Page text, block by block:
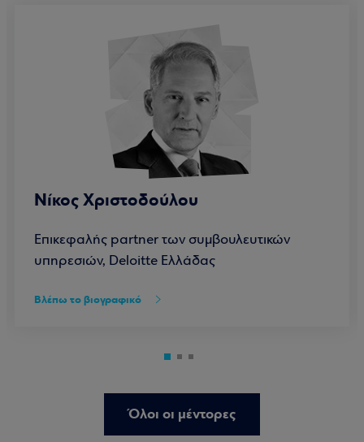
Νίκος Χριστοδούλου
Επικεφαλής partner των συμβουλευτικών
υπηρεσιών, Deloitte Ελλάδας
Βλέπω το βιογραφικό
Όλοι οι μέντορες